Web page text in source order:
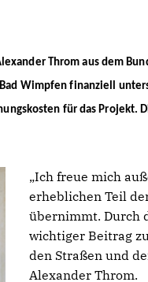
Throm aus dem
Wimpfen finanziell
für das Projekt.
Ich freue mich
erheblichen Teil
übernimmt. Durch
wichtiger Beitrag
den Straßen und
Alexander Throm.